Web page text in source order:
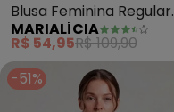
Blusa Feminina Regular
Floral (Bege)
MARIALÍCIA
R$ 54,95R$ 109,90
-51%